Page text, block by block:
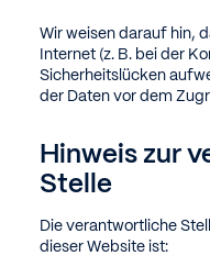
Wir weisen darauf hin,
Internet (z. B. bei der
Sicherheitslücken
der Daten vor dem
Hinweis zur
Stelle
Die verantwortliche
dieser Website ist: